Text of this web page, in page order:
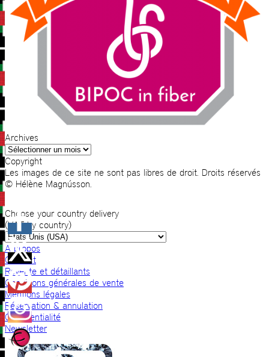
Archives
Archives
Copyright
Les images de ce site ne sont pas libres de droit. Droits réservés
© Hélène Magnússon.
Choose your country delivery
(VAT by country)
A propos
Contact
Revente et détaillants
Conditions générales de vente
Mentions légales
Réservation & annulation
Confidentialité
Newsletter